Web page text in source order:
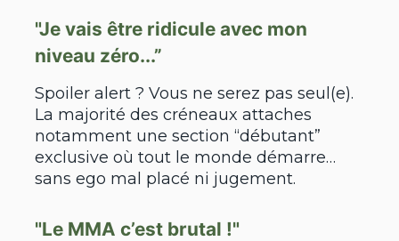
"Je vais être ridicule avec mon
niveau zéro...”
Spoiler alert ? Vous ne serez pas seul(e).
La majorité des créneaux attaches
notamment une section “débutant”
exclusive où tout le monde démarre…
sans ego mal placé ni jugement.
"Le MMA c’est brutal !"